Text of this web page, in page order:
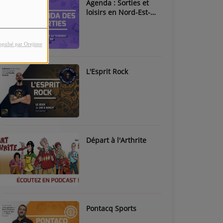
par Orejime
Agenda : Sorties et
loisirs en Nord-Est-
L'Esprit Rock
Départ à l'Arthrite
Pontacq Sports